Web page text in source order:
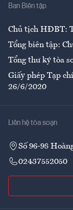
Ban Biên tập
Chủ tịch HĐBT:
Tổng biên tập:
Tổng thư ký tòa
Giấy phép Tạp
26/6/2020
Liên hệ tòa soạn
Số 96-98
02437552050